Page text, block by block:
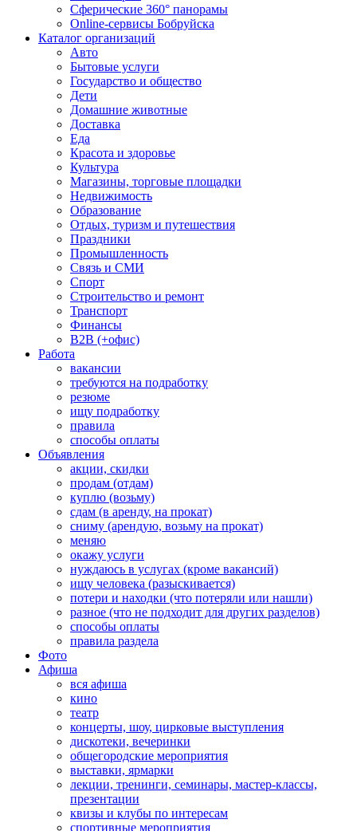
Сферические 360° панорамы
Online-сервисы Бобруйска
Каталог организаций
Авто
Бытовые услуги
Государство и общество
Дети
Домашние животные
Доставка
Еда
Красота и здоровье
Культура
Магазины, торговые площадки
Недвижимость
Образование
Отдых, туризм и путешествия
Праздники
Промышленность
Связь и СМИ
Спорт
Строительство и ремонт
Транспорт
Финансы
B2B (+офис)
Работа
вакансии
требуются на подработку
резюме
ищу подработку
правила
способы оплаты
Объявления
акции, скидки
продам (отдам)
куплю (возьму)
сдам (в аренду, на прокат)
сниму (арендую, возьму на прокат)
меняю
окажу услуги
нуждаюсь в услугах (кроме вакансий)
ищу человека (разыскивается)
потери и находки (что потеряли или нашли)
разное (что не подходит для других разделов)
способы оплаты
правила раздела
Фото
Афиша
вся афиша
кино
театр
концерты, шоу, цирковые выступления
дискотеки, вечеринки
общегородские мероприятия
выставки, ярмарки
лекции, тренинги, семинары, мастер-классы,
презентации
квизы и клубы по интересам
спортивные мероприятия